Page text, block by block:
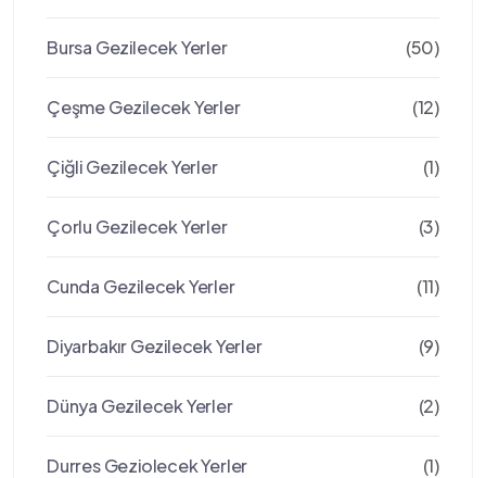
Bursa Gezilecek Yerler (50)
Çeşme Gezilecek Yerler (12)
Çiğli Gezilecek Yerler (1)
Çorlu Gezilecek Yerler (3)
Cunda Gezilecek Yerler (11)
Diyarbakır Gezilecek Yerler (9)
Dünya Gezilecek Yerler (2)
Durres Geziolecek Yerler (1)